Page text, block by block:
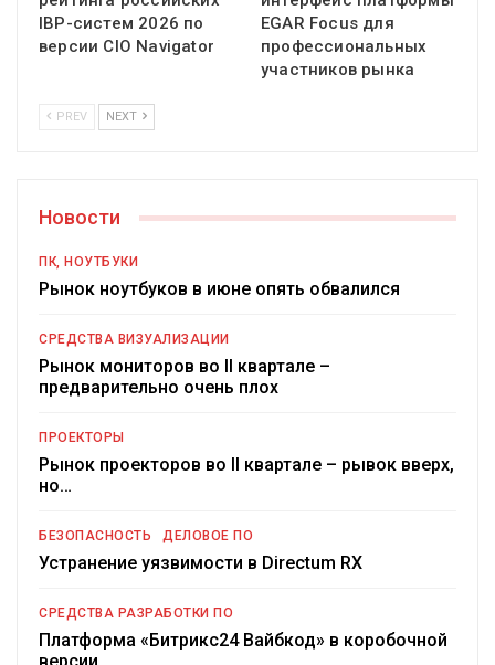
IBP-систем 2026 по
версии CIO Navigator
EGAR Focus для
профессиональных
участников рынка
PREV NEXT
Новости
ПК, НОУТБУКИ
Рынок ноутбуков в июне опять обвалился
СРЕДСТВА ВИЗУАЛИЗАЦИИ
Рынок мониторов во II квартале –
предварительно очень плох
ПРОЕКТОРЫ
Рынок проекторов во II квартале – рывок вверх,
но…
БЕЗОПАСНОСТЬ ДЕЛОВОЕ ПО
Устранение уязвимости в Directum RX
СРЕДСТВА РАЗРАБОТКИ ПО
Платформа «Битрикс24 Вайбкод» в коробочной